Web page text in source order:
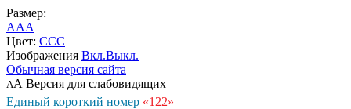
Размер:
AAA
Цвет: CCC
Изображения Вкл.Выкл.
Обычная версия сайта
АА Версия для слабовидящих
Единый короткий номер «122»